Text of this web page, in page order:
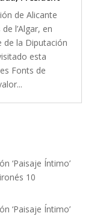
de Alicante
l’Algar, en
de la Diputación
esta
Fonts de
‘Paisaje Íntimo’
10
‘Paisaje Íntimo’